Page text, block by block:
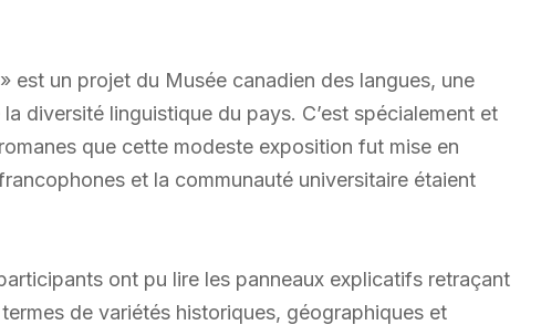
est un projet du Musée canadien des langues, une
diversité linguistique du pays. C’est spécialement et
que cette modeste exposition fut mise en
et la communauté universitaire étaient
ont pu lire les panneaux explicatifs retraçant
de variétés historiques, géographiques et